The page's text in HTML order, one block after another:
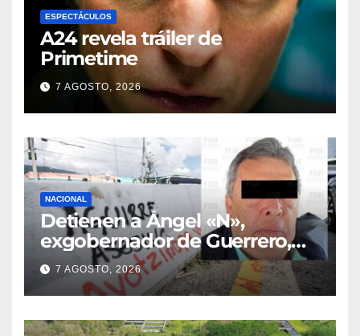
ESPECTÁCULOS
A24 revela tráiler de
Primetime
7 AGOSTO, 2026
NACIONAL
Detienen a Ángel «N»,
exgobernador de Guerrero,
por el caso Ayotzinapa
7 AGOSTO, 2026